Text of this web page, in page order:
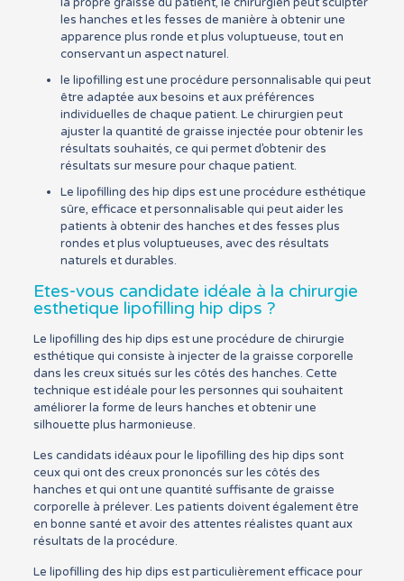
la propre graisse du patient, le chirurgien peut sculpter
les hanches et les fesses de manière à obtenir une
apparence plus ronde et plus voluptueuse, tout en
conservant un aspect naturel.
le lipofilling est une procédure personnalisable qui peut
être adaptée aux besoins et aux préférences
individuelles de chaque patient. Le chirurgien peut
ajuster la quantité de graisse injectée pour obtenir les
résultats souhaités, ce qui permet d’obtenir des
résultats sur mesure pour chaque patient.
Le lipofilling des hip dips est une procédure esthétique
sûre, efficace et personnalisable qui peut aider les
patients à obtenir des hanches et des fesses plus
rondes et plus voluptueuses, avec des résultats
naturels et durables.
Etes-vous candidate idéale à la chirurgie
esthetique lipofilling hip dips ?
Le lipofilling des hip dips est une procédure de chirurgie
esthétique qui consiste à injecter de la graisse corporelle
dans les creux situés sur les côtés des hanches. Cette
technique est idéale pour les personnes qui souhaitent
améliorer la forme de leurs hanches et obtenir une
silhouette plus harmonieuse.
Les candidats idéaux pour le lipofilling des hip dips sont
ceux qui ont des creux prononcés sur les côtés des
hanches et qui ont une quantité suffisante de graisse
corporelle à prélever. Les patients doivent également être
en bonne santé et avoir des attentes réalistes quant aux
résultats de la procédure.
Le lipofilling des hip dips est particulièrement efficace pour